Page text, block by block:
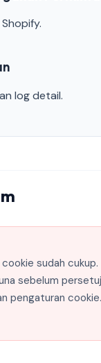
log detail.
sudah cukup.
sebelum
pengaturan cookie.